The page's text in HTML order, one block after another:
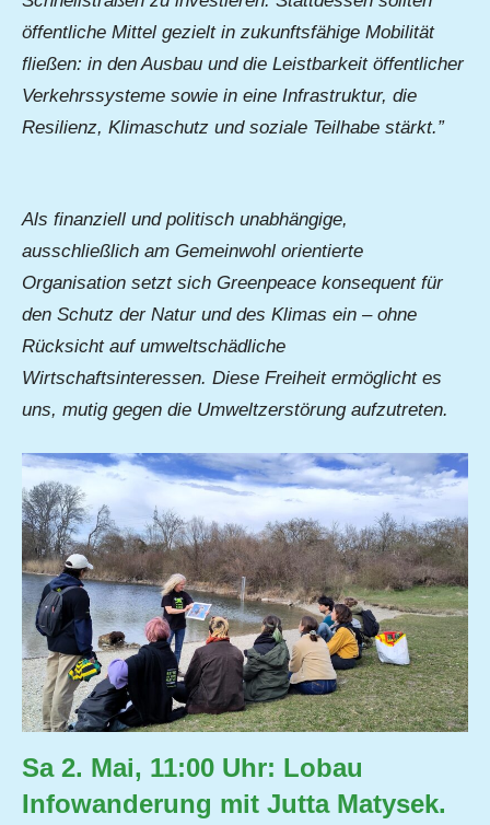
öffentliche Mittel gezielt in zukunftsfähige Mobilität
fließen: in den Ausbau und die Leistbarkeit öffentlicher
Verkehrssysteme sowie in eine Infrastruktur, die
Resilienz, Klimaschutz und soziale Teilhabe stärkt.”
Als finanziell und politisch unabhängige,
ausschließlich am Gemeinwohl orientierte
Organisation setzt sich Greenpeace konsequent für
den Schutz der Natur und des Klimas ein – ohne
Rücksicht auf umweltschädliche
Wirtschaftsinteressen. Diese Freiheit ermöglicht es
uns, mutig gegen die Umweltzerstörung aufzutreten.
Sa 2. Mai, 11:00 Uhr: Lobau
Infowanderung mit Jutta Matysek.